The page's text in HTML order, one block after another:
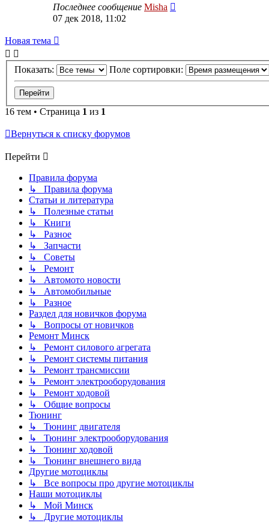
Последнее сообщение Misha
07 дек 2018, 11:02
Новая тема
Показать: Поле сортировки:
16 тем • Страница 1 из 1
Вернуться к списку форумов
Перейти
Правила форума
↳ Правила форума
Статьи и литература
↳ Полезные статьи
↳ Книги
↳ Разное
↳ Запчасти
↳ Советы
↳ Ремонт
↳ Автомото новости
↳ Автомобильные
↳ Разное
Раздел для новичков форума
↳ Вопросы от новичков
Ремонт Минск
↳ Ремонт силового агрегата
↳ Ремонт системы питания
↳ Ремонт трансмиссии
↳ Ремонт электрооборудования
↳ Ремонт ходовой
↳ Общие вопросы
Тюнинг
↳ Тюнинг двигателя
↳ Тюнинг электрооборудования
↳ Тюнинг ходовой
↳ Тюнинг внешнего вида
Другие мотоциклы
↳ Все вопросы про другие мотоциклы
Наши мотоциклы
↳ Мой Минск
↳ Другие мотоциклы